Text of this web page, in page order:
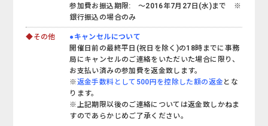
参加費お振込期限: ～2016年7月27日(水)まで ※
銀行振込の場合のみ
◆その他
●キャンセルについて
開催日前の最終平日(祝日を除く)の18時までに事務
局にキャンセルのご連絡をいただいた場合に限り、
お支払い済みの参加費を返金致します。
※返金手数料として500円を控除した額の返金 とな
ります。
※上記期限以後のご連絡については返金致しかねま
すのであらかじめご了承ください。